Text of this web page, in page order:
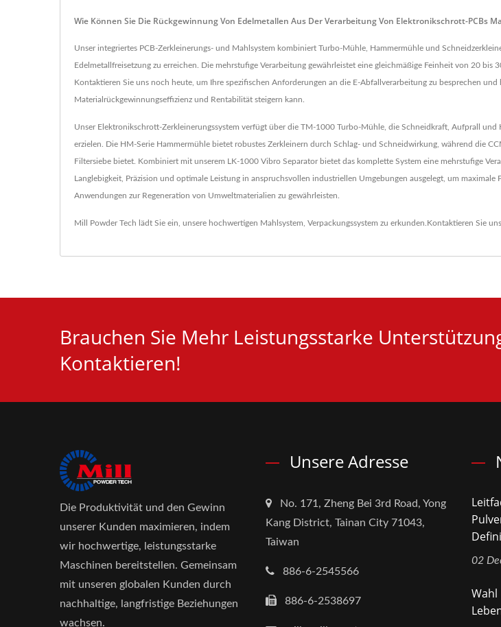
Wie Können Sie Die Rückgewinnung Von Edelmetallen Aus Der Verarbeitung Von Elektronikschrott-PCBs
Unser integriertes PCB-Zerkleinerungs- und Mahlsystem kombiniert Turbo-Mühle, Hammermühle und
Edelmetallfreisetzung zu erreichen. Die mehrstufige Verarbeitung gewährleistet eine gleichmäßige Feinheit von 20
Kontaktieren Sie uns noch heute, um Ihre spezifischen Anforderungen an die E-Abfallverarbeitung zu besprechen
Materialrückgewinnungseffizienz und Rentabilität steigern kann.
Unser Elektronikschrott-Zerkleinerungssystem verfügt über die TM-1000 Turbo-Mühle, die Schneidkraft, Aufprall
erzielen. Die HM-Serie Hammermühle bietet robustes Zerkleinern durch Schlag- und Schneidwirkung, während die
Filtersiebe bietet. Kombiniert mit unserem LK-1000 Vibro Separator bietet das komplette System eine mehrstufige
Langlebigkeit, Präzision und optimale Leistung in anspruchsvollen industriellen Umgebungen ausgelegt, um
Anwendungen zur Regeneration von Umweltmaterialien zu gewährleisten.
Mill Powder Tech lädt Sie ein, unsere hochwertigen Mahlsystem, Verpackungssystem zu erkunden. Kontaktieren Sie uns
Brauchen Sie Mehr Leistungsstarke
Kontaktieren!
Die Produktivität und den Gewinn
unserer Kunden maximieren, indem
wir hochwertige, leistungsstarke
Maschinen bereitstellen. Gemeinsam
mit unseren globalen Kunden durch
nachhaltige, langfristige Beziehungen
wachsen.
Unsere Adresse
No. 171, Zheng Bei 3rd Road, Yong
Kang District, Tainan City 71043,
Taiwan
886-6-2545566
886-6-2538697
02
Wahl